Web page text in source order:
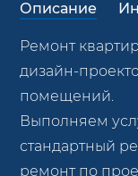
Описание
Ремонт
дизайн-
помещений.
Выполняем
стандартный
ремонт по